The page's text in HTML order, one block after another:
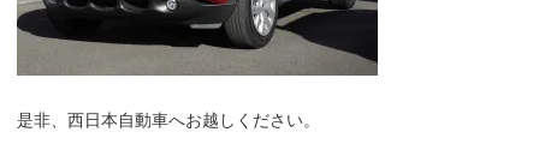
是非、西日本自動車へお越しください。